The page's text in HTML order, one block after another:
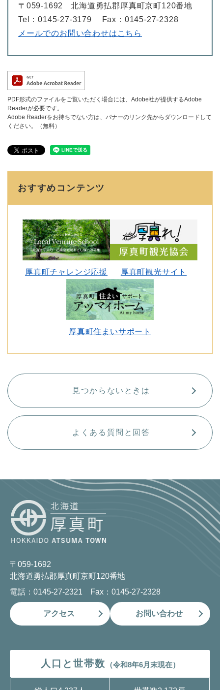
〒059-1692
北海道勇払郡厚真町京町120番地
Tel：0145-27-3179
Fax：0145-27-2328
メールでのお問い合わせはこちら
PDF形式のファイルをご覧いただく場合には、Adobe社が提供するAdobe
Readerが必要です。
Adobe Readerをお持ちでない方は、バナーのリンク先からダウンロードして
ください。（無料）
おすすめコンテンツ
厚真町チャレンジ応援 厚真町観光サイト
厚真町住まいサポート
見つからないときは
よくある質問と回答
〒059-1692
北海道勇払郡厚真町京町120番地
電話：0145-27-2321 Fax：0145-27-2328
アクセス お問い合わせ
人口と世帯数 （令和8年6月末現在）